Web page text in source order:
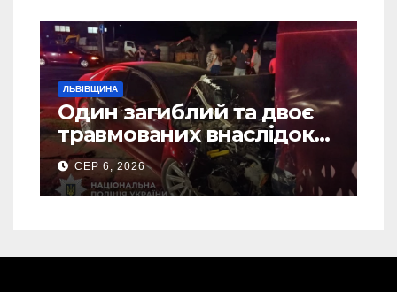
ЛЬВІВЩИНА
Один загиблий та двоє
травмованих внаслідок
ДТП на Самбірщині
СЕР 6, 2026